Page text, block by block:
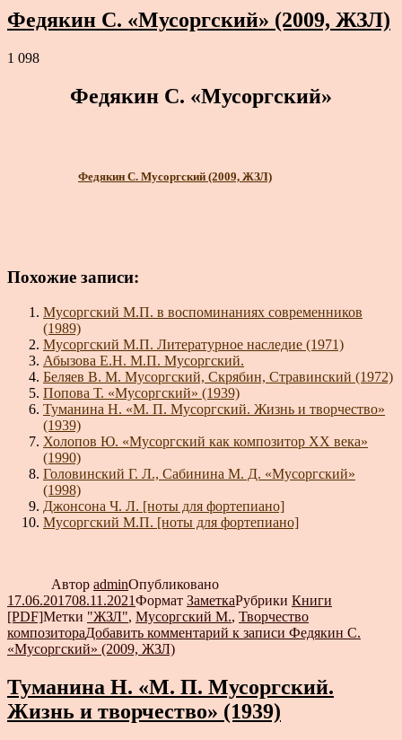
Федякин С. «Мусоргский» (2009, ЖЗЛ)
1 098
Федякин С. «Мусоргский»
Федякин С. Мусоргский (2009, ЖЗЛ)
Похожие записи:
Мусоргский М.П. в воспоминаниях современников
(1989)
Мусоргский М.П. Литературное наследие (1971)
Абызова Е.Н. М.П. Мусоргский.
Беляев В. М. Мусоргский, Скрябин, Стравинский (1972)
Попова Т. «Мусоргский» (1939)
Туманина Н. «М. П. Мусоргский. Жизнь и творчество»
(1939)
Холопов Ю. «Мусоргский как композитор XX века»
(1990)
Головинский Г. Л., Сабинина М. Д. «Мусоргский»
(1998)
Джонсона Ч. Л. [ноты для фортепиано]
Мусоргский М.П. [ноты для фортепиано]
Автор adminОпубликовано
17.06.201708.11.2021Формат ЗаметкаРубрики Книги
[PDF]Метки "ЖЗЛ", Мусоргский М., Творчество
композитораДобавить комментарий к записи Федякин С.
«Мусоргский» (2009, ЖЗЛ)
Туманина Н. «М. П. Мусоргский.
Жизнь и творчество» (1939)